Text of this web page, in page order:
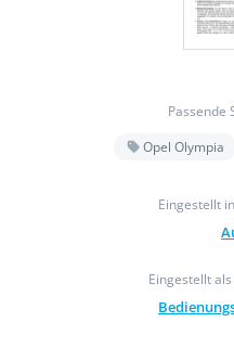
Passende
Opel Olympia
Eingestellt
Eingestellt